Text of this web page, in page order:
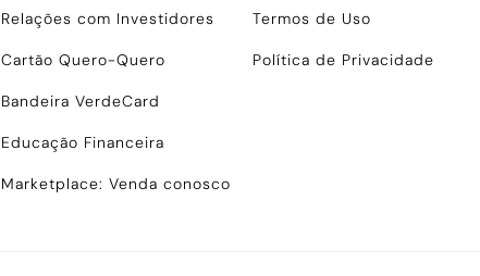
Relações com Investidores
Cartão Quero-Quero
Bandeira VerdeCard
Educação Financeira
Marketplace: Venda conosco
Termos de Uso
Política de Privacidade